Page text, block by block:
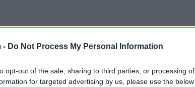
- Do Not Process My Personal Information
opt-out of the sale, sharing to third parties, or processing
for targeted advertising by us, please use the